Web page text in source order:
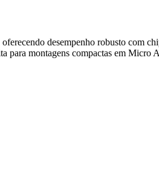
desempenho robusto com
para montagens compactas em Micro